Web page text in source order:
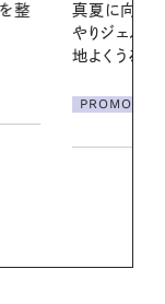
ん
心
お出かけ前
の一日。汗ば
に過ごす私